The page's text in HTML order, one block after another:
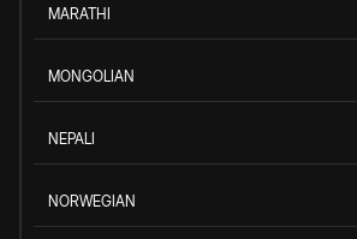
MARATHI
MONGOLIAN
NEPALI
NORWEGIAN